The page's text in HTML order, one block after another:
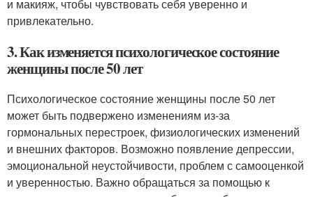
и макияж, чтобы чувствовать себя уверенно и
привлекательно.
3. Как изменяется психологическое состояние
женщины после 50 лет
Психологическое состояние женщины после 50 лет
может быть подвержено изменениям из-за
гормональных перестроек, физиологических изменений
и внешних факторов. Возможно появление депрессии,
эмоциональной неустойчивости, проблем с самооценкой
и уверенностью. Важно обращаться за помощью к